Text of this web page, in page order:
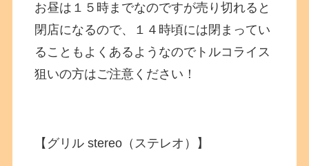
お昼は１５時までなのですが売り切れると
閉店になるので、１４時頃には閉まってい
ることもよくあるようなのでトルコライス
狙いの方はご注意ください！
【グリル stereo（ステレオ）】